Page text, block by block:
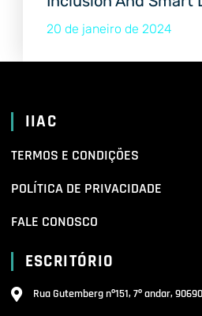
20 de janeiro de 2024
IIAC
TERMOS E CONDIÇÕES
POLÍTICA DE PRIVACIDADE
FALE CONOSCO
ESCRITÓRIO
Rua Gutemberg nº151, 7º andar,